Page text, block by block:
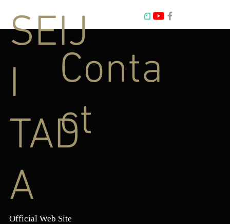
Conta
ct
SEIJ
I
TAD
A
Official Web Site